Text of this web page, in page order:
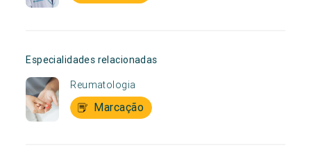
Especialidades relacionadas
Reumatologia
Marcação